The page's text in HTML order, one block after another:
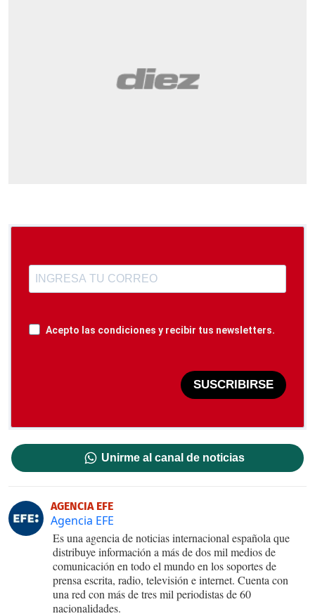
Acepto las condiciones y recibir tus newsletters.
SUSCRIBIRSE
Unirme al canal de noticias
AGENCIA EFE
Agencia EFE
Es una agencia de noticias internacional española que
distribuye información a más de dos mil medios de
comunicación en todo el mundo en los soportes de
prensa escrita, radio, televisión e internet. Cuenta con
una red con más de tres mil periodistas de 60
nacionalidades.